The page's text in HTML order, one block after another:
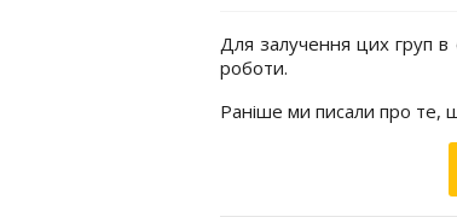
Для залучення цих груп в
роботи.
Раніше ми писали про те,